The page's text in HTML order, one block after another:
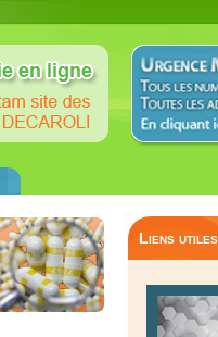
Liens utiles